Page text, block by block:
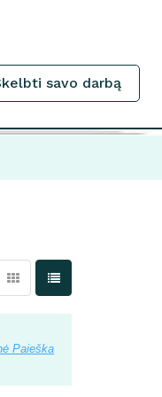
savo darbą
Paieška